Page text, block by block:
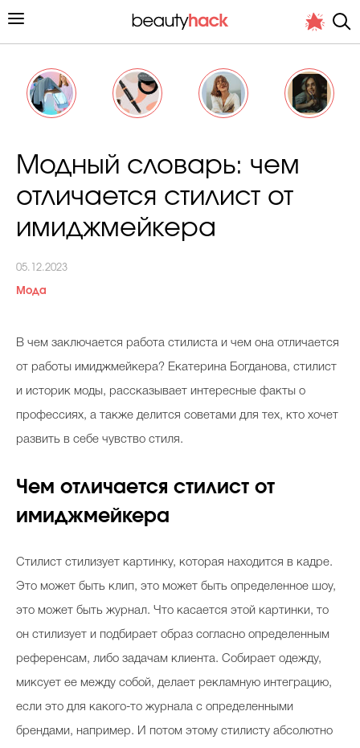
Личный опыт
Снимает и тестирует редакция
Косметичка профи
Папа может
Бьютихакер / Мама-хакер
Полиция красоты
Хит недели от визажиста
Модный словарь: чем
отличается стилист от
имиджмейкера
05.12.2023
Мода
В чем заключается работа стилиста и чем она отличается
от работы имиджмейкера? Екатерина Богданова, стилист
и историк моды, рассказывает интересные факты о
профессиях, а также делится советами для тех, кто хочет
развить в себе чувство стиля.
Чем отличается стилист от
имиджмейкера
Стилист стилизует картинку, которая находится в кадре.
Это может быть клип, это может быть определенное шоу,
это может быть журнал. Что касается этой картинки, то
он стилизует и подбирает образ согласно определенным
референсам, либо задачам клиента. Собирает одежду,
миксует ее между собой, делает рекламную интеграцию,
если это для какого-то журнала с определенными
брендами, например. И потом этому стилисту абсолютно